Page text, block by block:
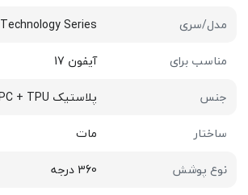
مدل/سری
Technology Series
مناسب برای
آیفون 17
جنس
پلاستیک PC + TPU
ساختار
مات
نوع پوشش
360 درجه